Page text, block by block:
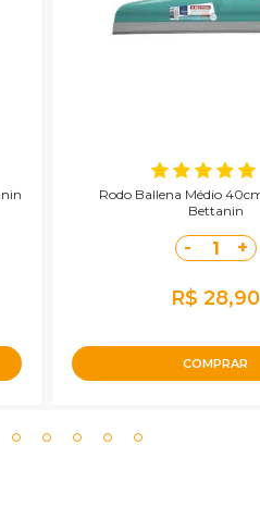
Rodo Ballena Médio
Bettanin
- 1 +
R$ 28,90
COMPRAR